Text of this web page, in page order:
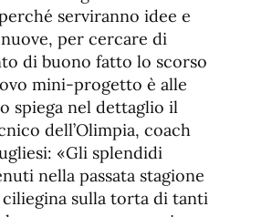
serviranno idee e
per cercare di
di buono fatto lo scorso
mini-progetto è alle
spiega nel dettaglio il
dell’Olimpia, coach
«Gli splendidi
nella passata stagione
ciliegina sulla torta di tanti